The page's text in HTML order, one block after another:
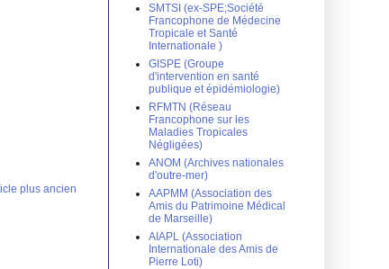
plus ancien
SMTSI (ex-SPE;Société
Francophone de Médecine
Tropicale et Santé
Internationale )
GISPE (Groupe
d'intervention en santé
publique et épidémiologie)
RFMTN (Réseau
Francophone sur les
Maladies Tropicales
Négligées)
ANOM (Archives nationales
d'outre-mer)
AAPMM (Association des
Amis du Patrimoine Médical
de Marseille)
AIAPL (Association
Internationale des Amis de
Pierre Loti)